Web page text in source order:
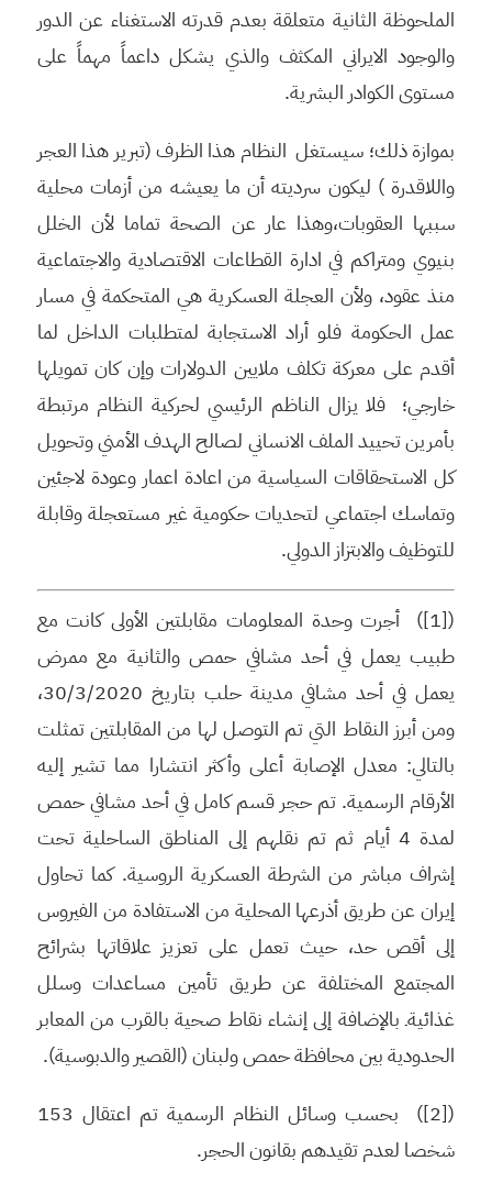
الملحوظة الثانية متعلقة بعدم قدرته الاستغناء عن الدور
والوجود الايراني المكثف والذي يشكل داعماً مهماً على
مستوى الكوادر البشرية.
بموازة ذلك؛ سيستغل النظام هذا الظرف (تبرير هذا العجر
واللاقدرة ) ليكون سرديته أن ما يعيشه من أزمات محلية
سببها العقوبات،وهذا عار عن الصحة تماما لأن الخلل
بنيوي ومتراكم في ادارة القطاعات الاقتصادية والاجتماعية
منذ عقود، ولأن العجلة العسكرية هي المتحكمة في مسار
عمل الحكومة فلو أراد الاستجابة لمتطلبات الداخل لما
أقدم على معركة تكلف ملايين الدولارات وإن كان تمويلها
خارجي؛ فلا يزال الناظم الرئيسي لحركية النظام مرتبطة
بأمرين تحييد الملف الانساني لصالح الهدف الأمني وتحويل
كل الاستحقاقات السياسية من اعادة اعمار وعودة لاجئين
وتماسك اجتماعي لتحديات حكومية غير مستعجلة وقابلة
للتوظيف والابتزاز الدولي.
([1]) أجرت وحدة المعلومات مقابلتين الأولى كانت مع
طبيب يعمل في أحد مشافي حمص والثانية مع ممرض
يعمل في أحد مشافي مدينة حلب بتاريخ 30/3/2020،
ومن أبرز النقاط التي تم التوصل لها من المقابلتين تمثلت
بالتالي: معدل الإصابة أعلى وأكثر انتشارا مما تشير إليه
الأرقام الرسمية. تم حجر قسم كامل في أحد مشافي حمص
لمدة 4 أيام ثم تم نقلهم إلى المناطق الساحلية تحت
إشراف مباشر من الشرطة العسكرية الروسية. كما تحاول
إيران عن طريق أذرعها المحلية من الاستفادة من الفيروس
إلى أقص حد، حيث تعمل على تعزيز علاقاتها بشرائح
المجتمع المختلفة عن طريق تأمين مساعدات وسلل
غذائيةـ بالإضافة إلى إنشاء نقاط صحية بالقرب من المعابر
الحدودية بين محافظة حمص ولبنان (القصير والدبوسية).
([2]) بحسب وسائل النظام الرسمية تم اعتقال 153
شخصا لعدم تقيدهم بقانون الحجر.